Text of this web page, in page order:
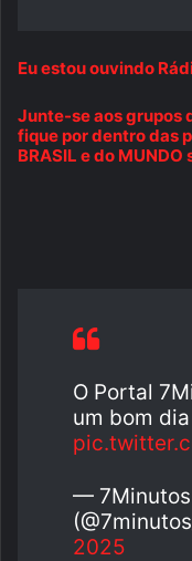
Eu estou ouvindo
Junte-se aos grupos
fique por dentro das
BRASIL e do MUNDO
O Portal
um bom dia
—
2025